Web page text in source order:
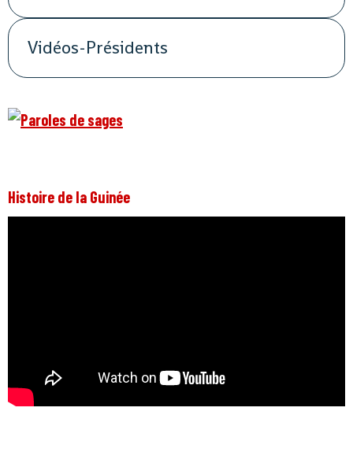
Vidéos-Présidents
Histoire de la Guinée